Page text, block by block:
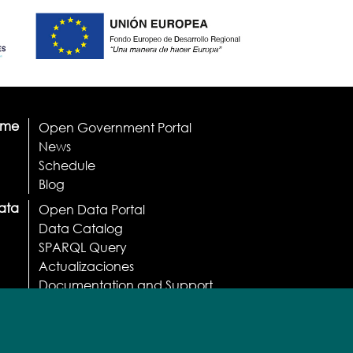
Open Government Portal
News
Schedule
Blog
Open Data Portal
Data Catalog
SPARQL Query
Actualizaciones
Documentation and Support